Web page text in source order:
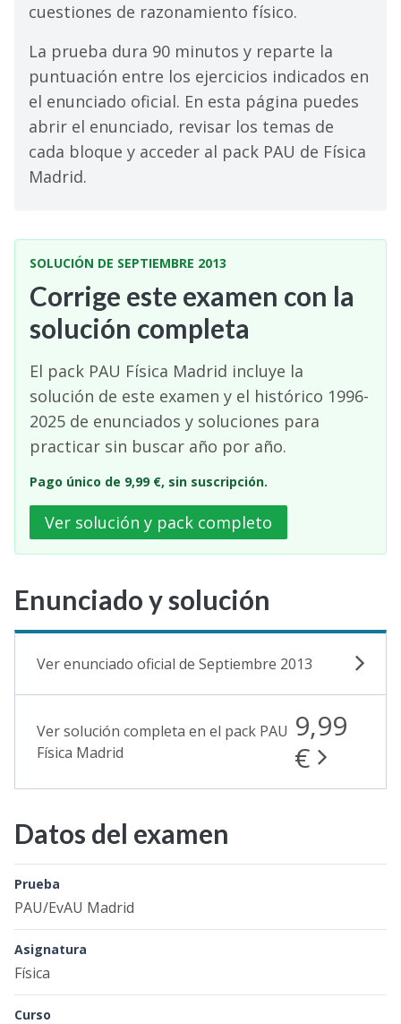
cuestiones de razonamiento físico.
La prueba dura 90 minutos y reparte la
puntuación entre los ejercicios indicados en
el enunciado oficial. En esta página puedes
abrir el enunciado, revisar los temas de
cada bloque y acceder al pack PAU de Física
Madrid.
SOLUCIÓN DE SEPTIEMBRE 2013
Corrige este examen con la
solución completa
El pack PAU Física Madrid incluye la
solución de este examen y el histórico 1996-
2025 de enunciados y soluciones para
practicar sin buscar año por año.
Pago único de 9,99 €, sin suscripción.
Ver solución y pack completo
Enunciado y solución
Ver enunciado oficial de Septiembre 2013
Ver solución completa en el pack PAU
Física Madrid
9,99
€
Datos del examen
Prueba
PAU/EvAU Madrid
Asignatura
Física
Curso